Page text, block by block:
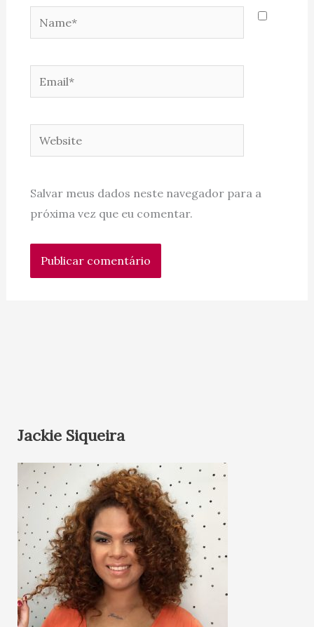
Name*
Email*
Website
Salvar meus dados neste navegador para a
próxima vez que eu comentar.
Jackie Siqueira